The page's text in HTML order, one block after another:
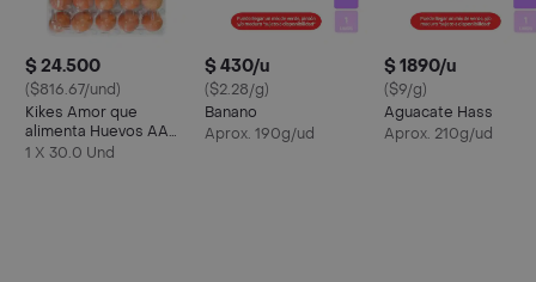
$ 24.500
($816.67/und)
Kikes Amor que
alimenta Huevos AA
Rojos L
1 X 30.0 Und
$ 430/u
($2.28/g)
Banano
Aprox. 190g/ud
$ 1890/u
($9/g)
Aguacate Hass
Aprox. 210g/ud